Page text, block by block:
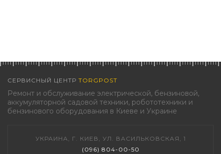
СЕРВИСНЫЙ ЦЕНТР TORGPOST
Ремонт и обслуживание электрической, бензиновой,
аккумуляторной садовой техники, робототехники и
бензинового оборудования в Киеве и Украине
УКРАИНА, Г. КИЕВ, УЛ. ВАСИЛЬКОВСКАЯ, 1
(096) 804-00-50